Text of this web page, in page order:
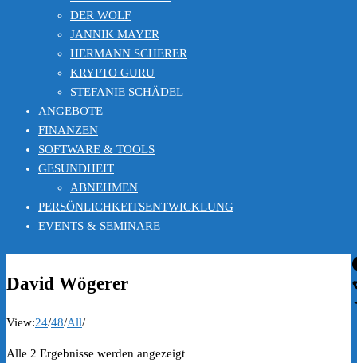
DER WOLF
JANNIK MAYER
HERMANN SCHERER
KRYPTO GURU
STEFANIE SCHÄDEL
ANGEBOTE
FINANZEN
SOFTWARE & TOOLS
GESUNDHEIT
ABNEHMEN
PERSÖNLICHKEITSENTWICKLUNG
EVENTS & SEMINARE
David Wögerer
View:24/48/All/
Alle 2 Ergebnisse werden angezeigtNach